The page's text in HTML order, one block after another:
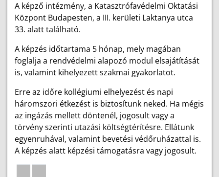
A képző intézmény, a Katasztrófavédelmi Oktatási
Központ Budapesten, a III. kerületi Laktanya utca
33. alatt található.
A képzés időtartama 5 hónap, mely magában
foglalja a rendvédelmi alapozó modul elsajátítását
is, valamint kihelyezett szakmai gyakorlatot.
Erre az időre kollégiumi elhelyezést és napi
háromszori étkezést is biztosítunk neked. Ha mégis
az ingázás mellett döntenél, jogosult vagy a
törvény szerinti utazási költségtérítésre. Ellátunk
egyenruhával, valamint bevetési védőruházattal is.
A képzés alatt képzési támogatásra vagy jogosult.